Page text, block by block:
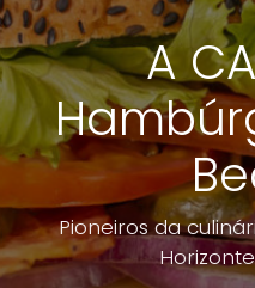
A
Pioneiros da